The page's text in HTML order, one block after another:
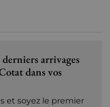
derniers arrivages
dans vos
et soyez le premier